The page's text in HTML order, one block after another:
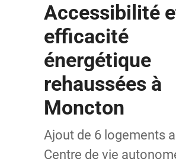
Accessibilité
efficacité
énergétique
rehaussées à
Moncton
Ajout de 6 logements
Centre de vie